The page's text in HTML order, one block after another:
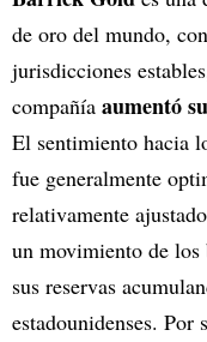
de oro del mundo,
jurisdicciones
compañía aumentó
El sentimiento hacia
fue generalmente
relativamente
un movimiento de los
sus reservas
estadounidenses.